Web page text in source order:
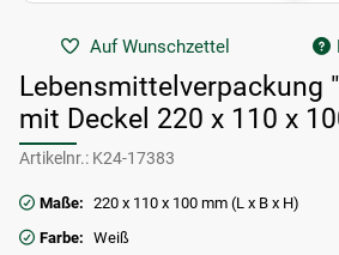
Auf Wunschzettel
Lebensmittelverpackung
mit Deckel 220 x 110 x
Artikelnr.: K24-17383
Maße: 220 x 110 x 100 mm (L x B x H)
Farbe: Weiß